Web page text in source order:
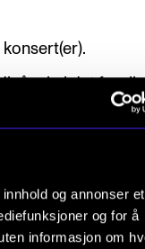
og annonser et
og for å
informasjon om
skal det
spesielle
offentliggjøres
som regulerer